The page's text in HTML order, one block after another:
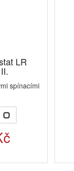
LR
spínacími